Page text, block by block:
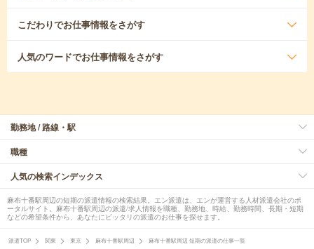
こだわりでお仕事情報をさがす
人気のワードでお仕事情報をさがす
勤務地 / 路線・駅
職種
人気の検索インデックス
麻布十番駅周辺の短期の派遣情報の検索結果。エン派遣は、エンが運営する人材派遣会社のポ
ータルサイト。麻布十番駅周辺の派遣/求人情報を職種、勤務地、時給、勤務時間、長期・短期
などの希望条件から、あなたにピッタリの派遣のお仕事を探せます。
派遣TOP 関東 東京 麻布十番駅周辺 麻布十番駅周辺 短期の派遣の仕事一覧